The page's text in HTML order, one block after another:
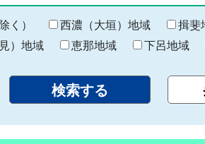
終
わ
り
く） 西濃（大垣）地域 揖斐
）地域 恵那地域 下呂地域